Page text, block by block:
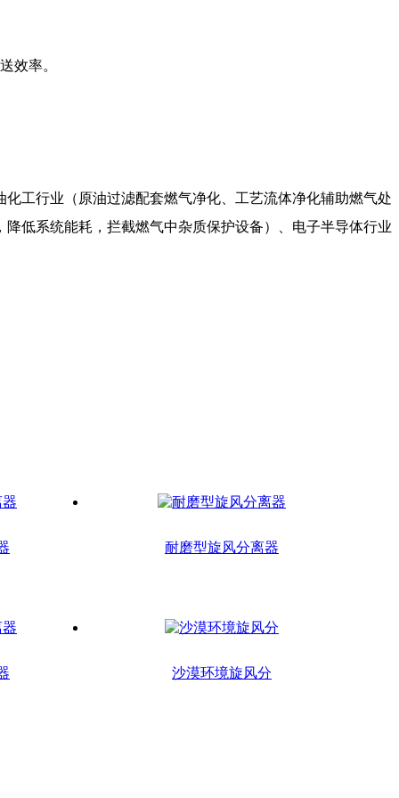
效率。
工行业（原油过滤配套燃气净化、工艺流体净化辅助燃气处
低系统能耗，拦截燃气中杂质保护设备）、电子半导体行业
耐磨型旋风分离器
沙漠环境旋风分